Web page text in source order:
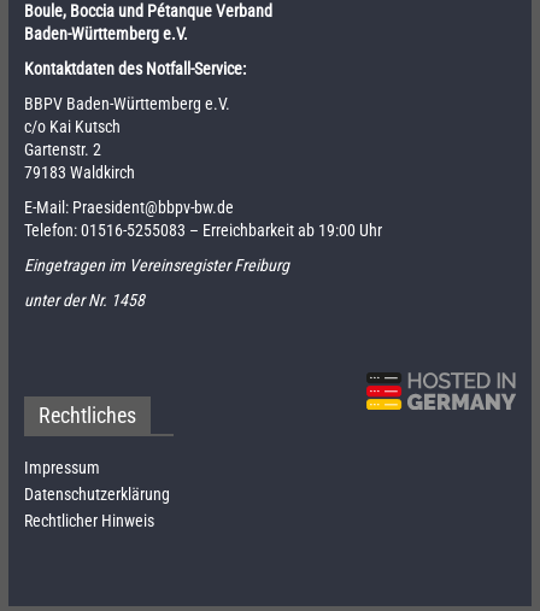
Boule, Boccia und Pétanque Verband
Baden-Württemberg e.V.
Kontaktdaten des Notfall-Service:
BBPV Baden-Württemberg e.V.
c/o Kai Kutsch
Gartenstr. 2
79183 Waldkirch
E-Mail: Praesident@bbpv-bw.de
Telefon:01516-5255083 – Erreichbarkeit ab 19:00 Uhr
Eingetragen im Vereinsregister Freiburg
unter der Nr. 1458
Rechtliches
Impressum
Datenschutzerklärung
Rechtlicher Hinweis